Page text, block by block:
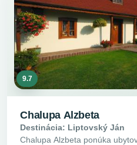
9.7
Chalupa Alzbeta
Destinácia: Liptovský Ján
Chalupa Alzbeta ponúka